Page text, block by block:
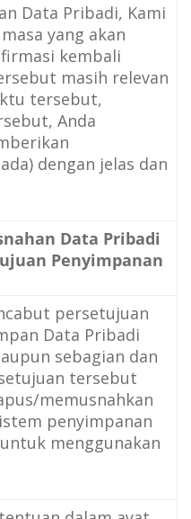
Data Pribadi, Kami
yang akan
kembali
masih relevan
tersebut,
Anda
dengan jelas dan
Data Pribadi
Penyimpanan
persetujuan
Data Pribadi
sebagian dan
tersebut
memusnahkan
penyimpanan
menggunakan